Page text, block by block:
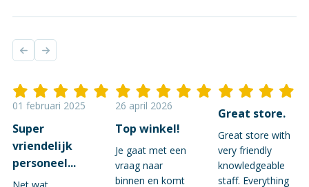
01 februari 2025
Super
vriendelijk
personeel...
26 april 2026
Top winkel!
Je gaat met een
vraag naar
binnen en komt
Great store.
Great store with
very friendly
knowledgeable
staff. Everything